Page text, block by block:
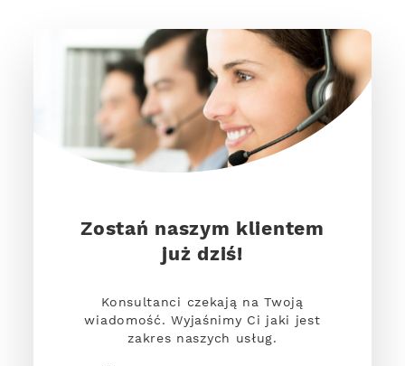
Zostań naszym klientem
już dziś!
Konsultanci czekają na Twoją
wiadomość. Wyjaśnimy Ci jaki jest
zakres naszych usług.